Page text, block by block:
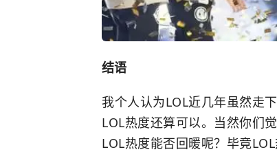
结语
我个人认为LOL近几年虽然走
LOL热度还算可以。当然你们
LOL热度能否回暖呢？毕竟